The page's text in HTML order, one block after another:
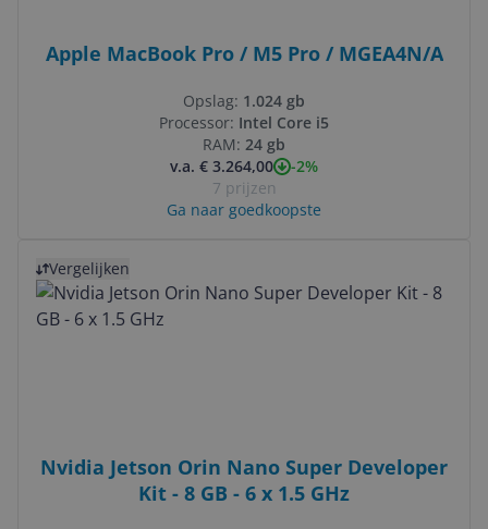
Apple MacBook Pro / M5 Pro / MGEA4N/A
Opslag: 1.024 gb
Processor: Intel Core i5
RAM: 24 gb
v.a. € 3.264,00
-2%
7 prijzen
Ga naar goedkoopste
Vergelijken
Nvidia Jetson Orin Nano Super Developer
Kit - 8 GB - 6 x 1.5 GHz